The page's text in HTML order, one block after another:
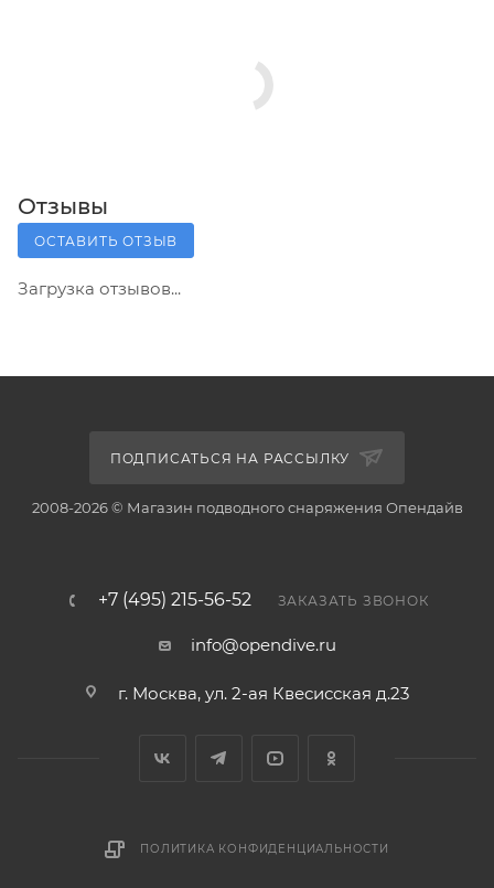
Отзывы
ОСТАВИТЬ ОТЗЫВ
Загрузка отзывов...
ПОДПИСАТЬСЯ НА РАССЫЛКУ
2008-2026 © Магазин подводного снаряжения Опендайв
+7 (495) 215-56-52 ЗАКАЗАТЬ ЗВОНОК
info@opendive.ru
г. Москва, ул. 2-ая Квесисская д.23
ПОЛИТИКА КОНФИДЕНЦИАЛЬНОСТИ